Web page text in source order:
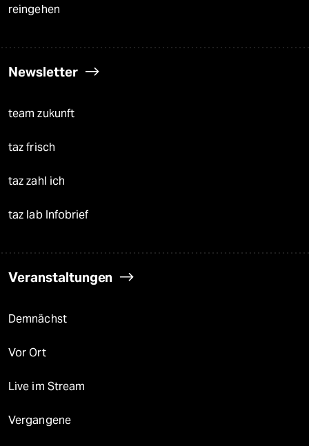
reingehen
Newsletter
team zukunft
taz frisch
taz zahl ich
taz lab Infobrief
Veranstaltungen
Demnächst
Vor Ort
Live im Stream
Vergangene